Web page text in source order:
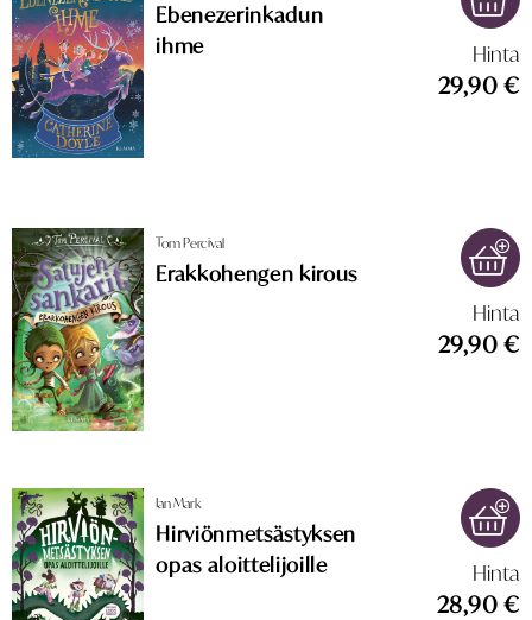
Hinta
29,90 €
Ebenezerinkadun
ihme
Hinta
29,90 €
Tom Percival
Erakkohengen kirous
Hinta
28,90 €
Ian Mark
Hirviönmetsästyksen
opas aloittelijoille